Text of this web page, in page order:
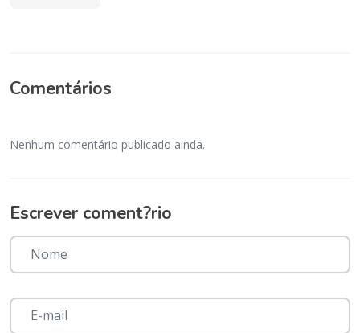
Comentários
Nenhum comentário publicado ainda.
Escrever coment?rio